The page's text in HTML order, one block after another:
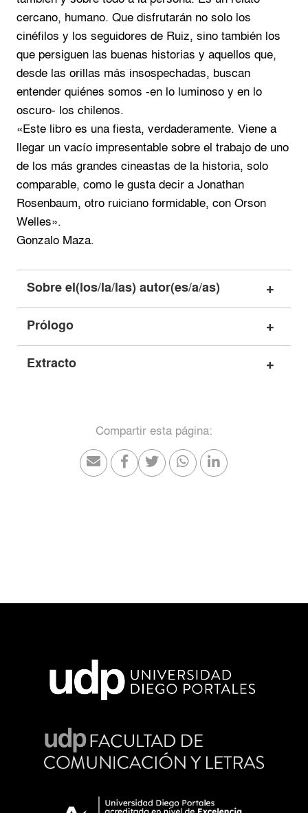
cercano, humano. Que disfrutarán no solo los
cinéfilos y los seguidores de Ruiz, sino también los
que persiguen las buenas historias y aquellos que,
desde las orillas más insospechadas, buscan
entender quiénes somos -en lo luminoso y en lo
oscuro- los chilenos.
«Este libro es una fiesta, verdaderamente. Viene a
llegar un vacío impresentable sobre el trabajo de uno
de los más grandes cineastas de la historia, solo
comparable, como le gusta decir a Jonathan
Rosenbaum, otro ruiciano formidable, con Orson
Welles».
Gonzalo Maza.
Sobre el(los/la/las) autor(es/a/as)
Prólogo
Extracto
Compartir esta página: